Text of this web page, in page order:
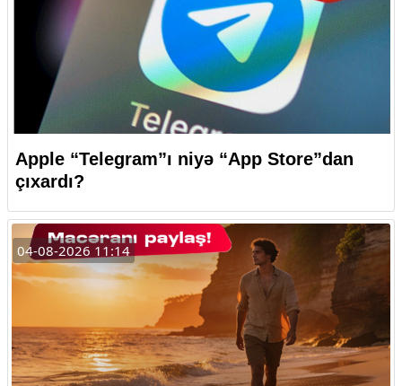
Apple “Telegram”ı niyə “App Store”dan
çıxardı?
04-08-2026 11:14